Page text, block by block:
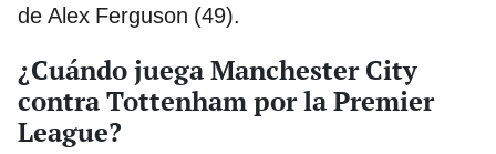
de Alex Ferguson (49).
¿Cuándo juega Manchester City
contra Tottenham por la Premier
League?